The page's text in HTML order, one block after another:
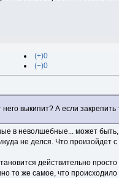
(+)0
(−)0
выкипит? А если
в неволшебные... может
не делся. Что
действительно
то же самое, что